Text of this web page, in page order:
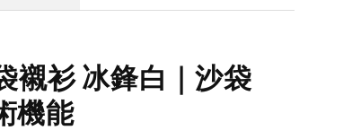
襯衫 冰鋒白｜沙袋
機能